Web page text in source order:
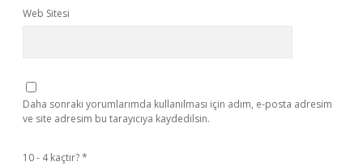
Web Sitesi
Daha sonraki yorumlarımda kullanılması için adım, e-posta adresim
ve site adresim bu tarayıcıya kaydedilsin.
10 - 4 kaçtır?*